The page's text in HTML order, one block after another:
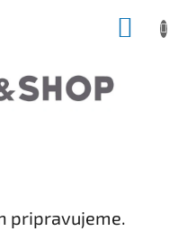
pripravujeme.